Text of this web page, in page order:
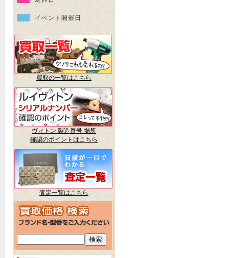
イベント開催日
買取の一覧はこちら
ヴィトン 製造番号 場所
確認のポイントはこちら
査定一覧はこちら